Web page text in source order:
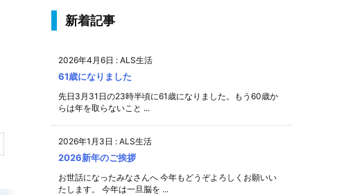
新着記事
2026年4月6日 : ALS生活
61歳になりました
先日3月31日の23時半頃に61歳になりました。もう60歳か
らは年を取らないこと ...
2026年1月3日 : ALS生活
2026新年のご挨拶
お世話になったみなさんへ 今年もどうぞよろしくお願いい
たします。 今年は一旦脳を ...